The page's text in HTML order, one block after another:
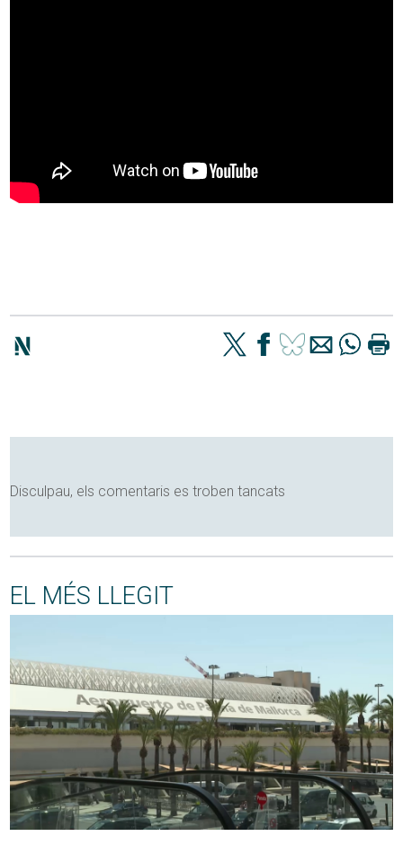
Disculpau, els comentaris es troben tancats
EL MÉS LLEGIT